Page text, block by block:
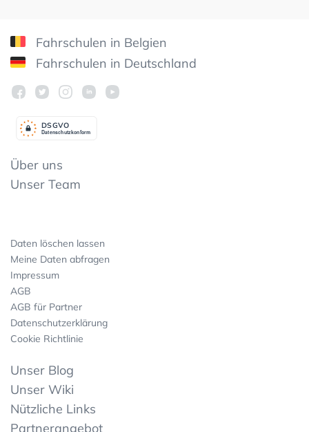
Fahrschulen in Belgien
Fahrschulen in Deutschland
Datenschutzkonform
DSGVO
Über uns
Unser Team
Daten löschen lassen
Meine Daten abfragen
Impressum
AGB
AGB für Partner
Datenschutzerklärung
Cookie Richtlinie
Unser Blog
Unser Wiki
Nützliche Links
Partnerangebot